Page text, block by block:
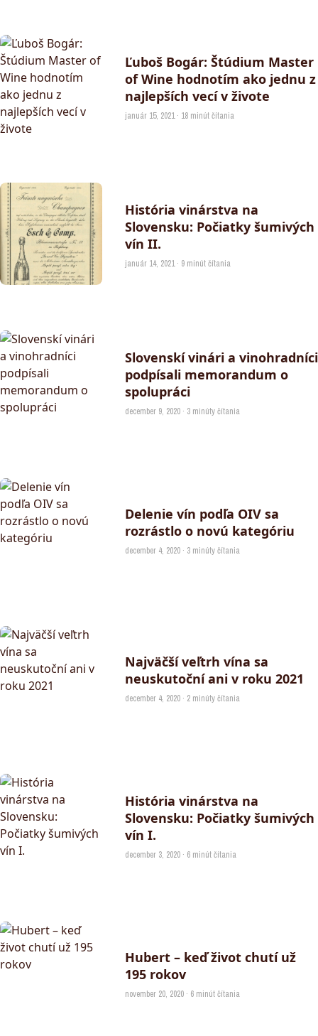
Ľuboš Bogár: Štúdium Master
of Wine hodnotím ako jednu z
najlepších vecí v živote
január 15, 2021 · 18 minút čítania
História vinárstva na
Slovensku: Počiatky šumivých
vín II.
január 14, 2021 · 9 minút čítania
Slovenskí vinári a vinohradníci
podpísali memorandum o
spolupráci
december 9, 2020 · 3 minúty čítania
Delenie vín podľa OIV sa
rozrástlo o novú kategóriu
december 4, 2020 · 3 minúty čítania
Najväčší veľtrh vína sa
neuskutoční ani v roku 2021
december 4, 2020 · 2 minúty čítania
História vinárstva na
Slovensku: Počiatky šumivých
vín I.
december 3, 2020 · 6 minút čítania
Hubert – keď život chutí už
195 rokov
november 20, 2020 · 6 minút čítania